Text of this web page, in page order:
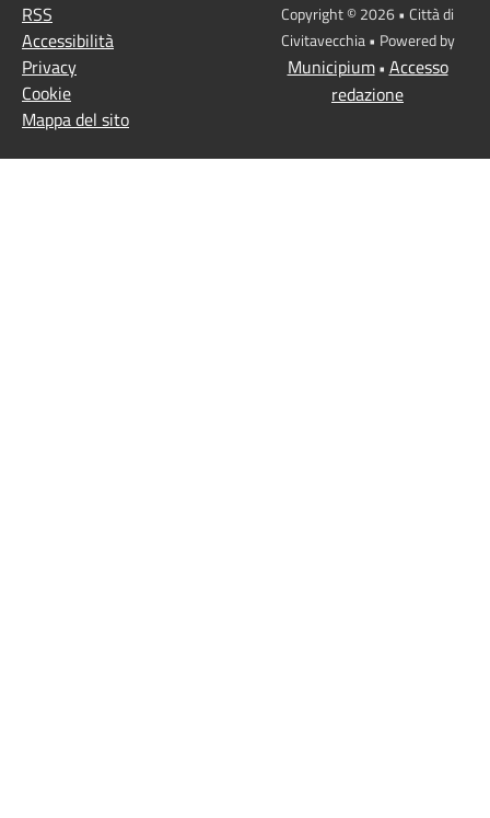
RSS
Accessibilità
Privacy
Cookie
Mappa del sito
Copyright © 2026 • Città di
Civitavecchia • Powered by
Municipium• Accesso
redazione